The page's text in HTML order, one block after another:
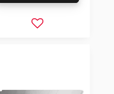
Lägg till i